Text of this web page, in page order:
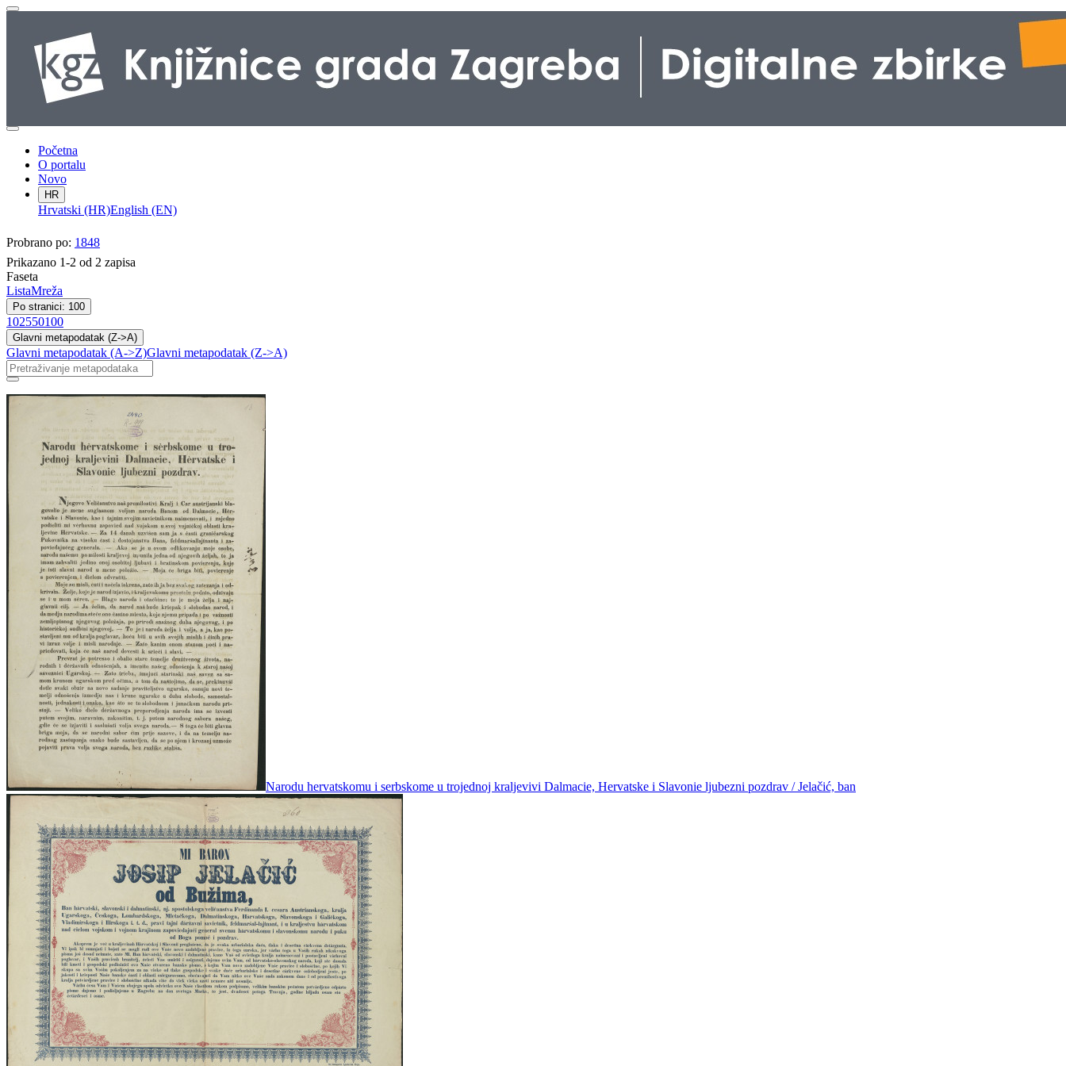
Početna
O portalu
Novo
HR
Hrvatski (HR)English (EN)
Probrano po: 1848
Prikazano 1-2 od 2 zapisa
Faseta
ListaMreža
Po stranici: 100
102550100
Glavni metapodatak (Z->A)
Glavni metapodatak (A->Z)Glavni metapodatak (Z->A)
Narodu hervatskomu i serbskome u trojednoj kraljevivi Dalmacie, Hervatske i Slavonie ljubezni pozdrav / Jelačić, ban